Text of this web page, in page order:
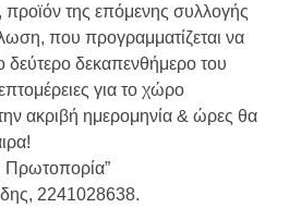
της επόμενης συλλογής
που προγραμματίζεται να
δεύτερο δεκαπενθήμερο του
για το χώρο
ακριβή ημερομηνία & ώρες θα
Πρωτοπορία”
2241028638.